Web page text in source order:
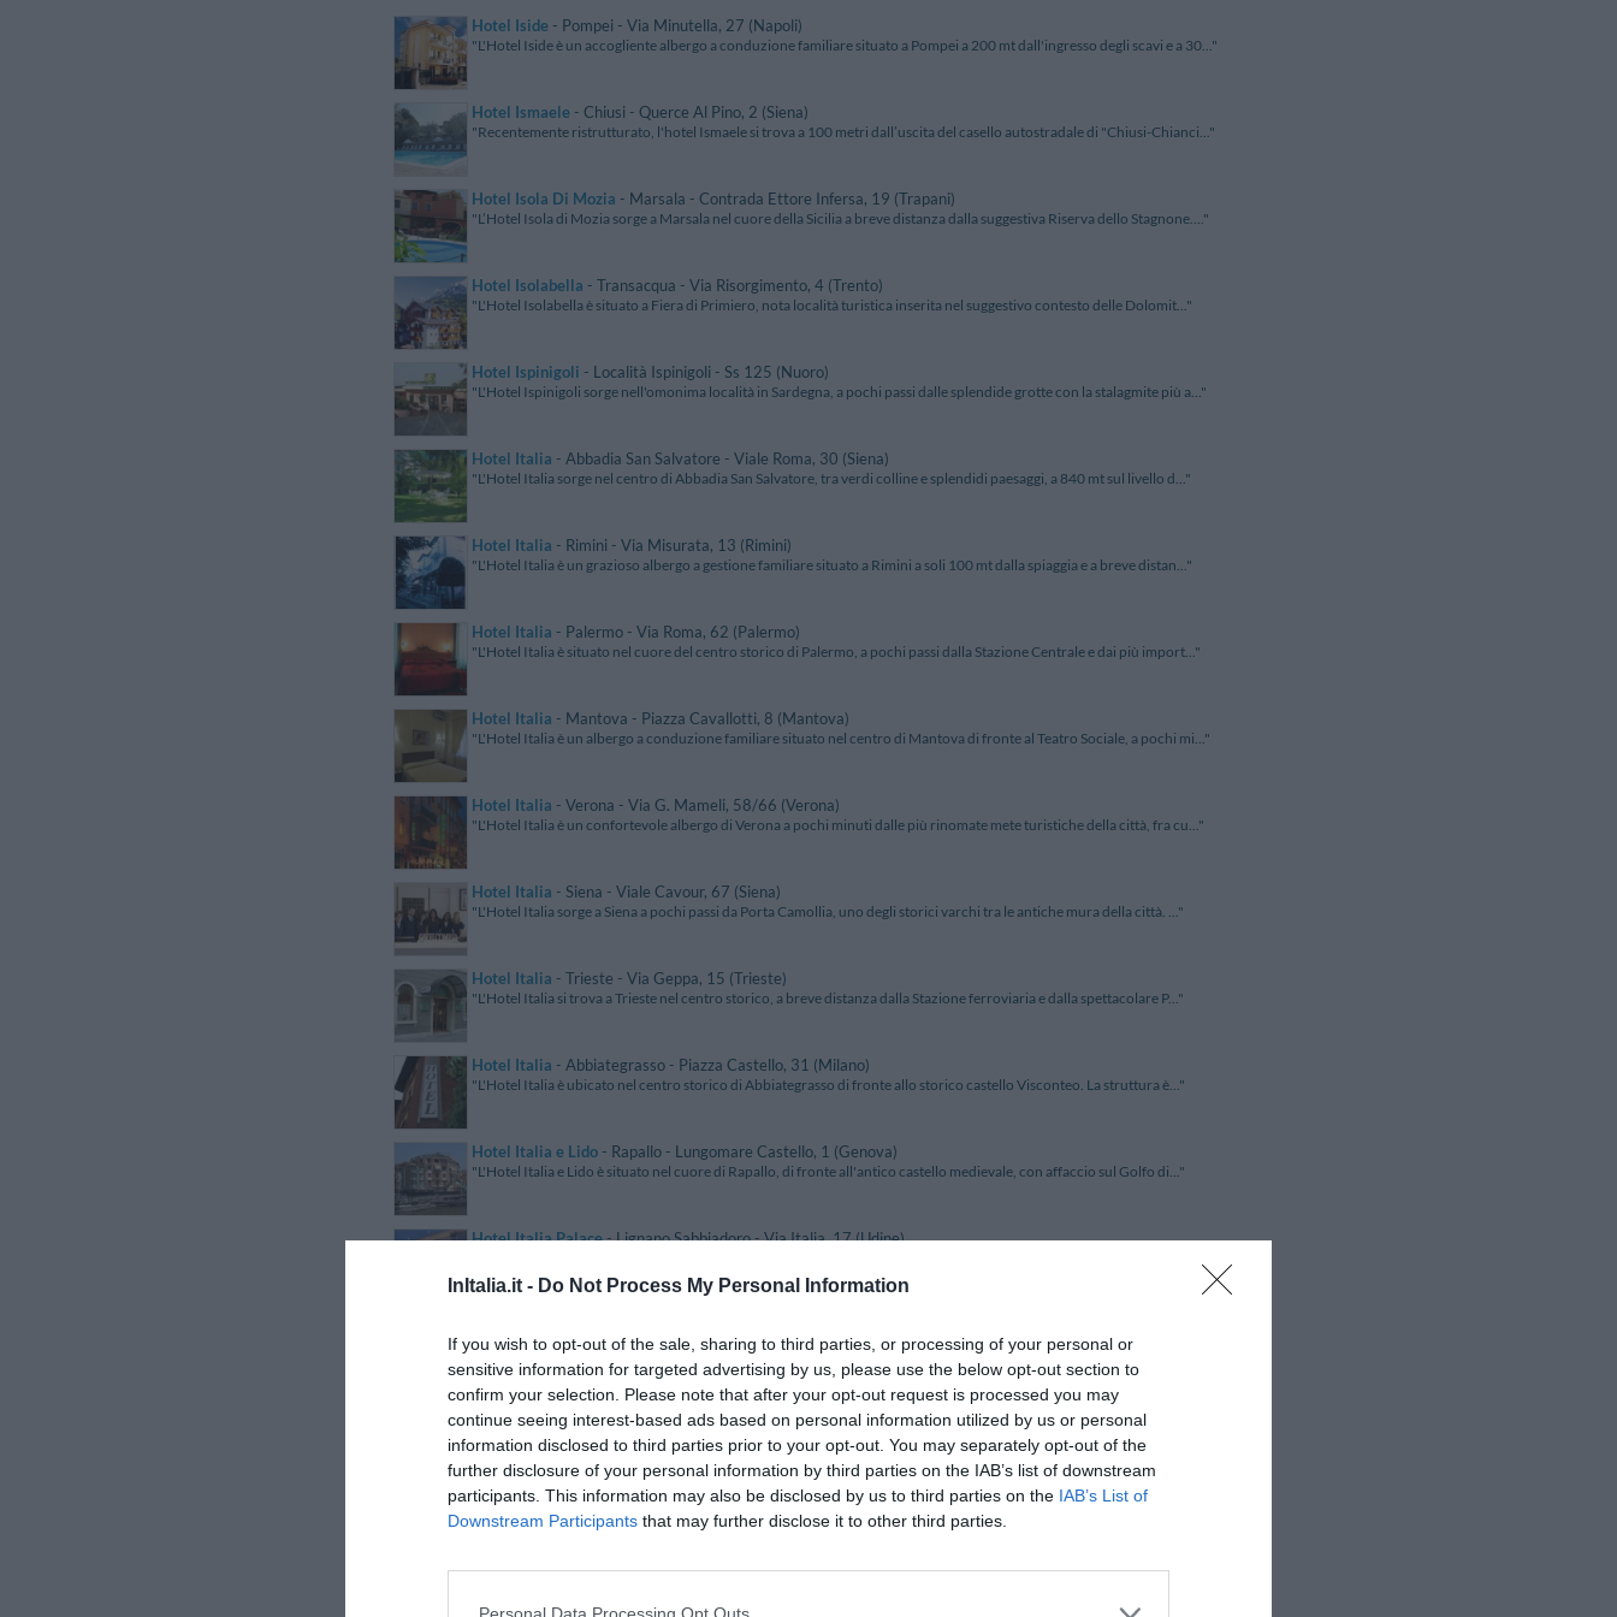
InItalia.it - Do Not Process My Personal Information
If you wish to opt-out of the sale, sharing to third parties, or processing of your personal or
sensitive information for targeted advertising by us, please use the below opt-out section to
confirm your selection. Please note that after your opt-out request is processed you may
continue seeing interest-based ads based on personal information utilized by us or personal
information disclosed to third parties prior to your opt-out. You may separately opt-out of the
further disclosure of your personal information by third parties on the IAB’s list of downstream
participants. This information may also be disclosed by us to third parties on the IAB’s List of
Downstream Participants that may further disclose it to other third parties.
Hotel Iside - Pompei - Via Minutella, 27 (Napoli)
"L'Hotel Iside è un accogliente albergo a conduzione familiare situato a Pompei a 200 mt dall'ingresso degli scavi e a 30..."
Hotel Ismaele - Chiusi - Querce Al Pino, 2 (Siena)
"Recentemente ristrutturato, l'hotel Ismaele si trova a 100 metri dall’uscita del casello autostradale di "Chiusi-Chianci..."
Hotel Isola Di Mozia - Marsala - Contrada Ettore Infersa, 19 (Trapani)
"L’Hotel Isola di Mozia sorge a Marsala nel cuore della Sicilia a breve distanza dalla suggestiva Riserva dello Stagnone...."
Hotel Isolabella - Transacqua - Via Risorgimento, 4 (Trento)
"L'Hotel Isolabella è situato a Fiera di Primiero, nota località turistica inserita nel suggestivo contesto delle Dolomit..."
Hotel Ispinigoli - Località Ispinigoli - Ss 125 (Nuoro)
"L'Hotel Ispinigoli sorge nell'omonima località in Sardegna, a pochi passi dalle splendide grotte con la stalagmite più a..."
Hotel Italia - Abbadia San Salvatore - Viale Roma, 30 (Siena)
"L'Hotel Italia sorge nel centro di Abbadia San Salvatore, tra verdi colline e splendidi paesaggi, a 840 mt sul livello d..."
Hotel Italia - Rimini - Via Misurata, 13 (Rimini)
"L'Hotel Italia è un grazioso albergo a gestione familiare situato a Rimini a soli 100 mt dalla spiaggia e a breve distan..."
Hotel Italia - Palermo - Via Roma, 62 (Palermo)
"L'Hotel Italia è situato nel cuore del centro storico di Palermo, a pochi passi dalla Stazione Centrale e dai più import..."
Hotel Italia - Mantova - Piazza Cavallotti, 8 (Mantova)
"L'Hotel Italia è un albergo a conduzione familiare situato nel centro di Mantova di fronte al Teatro Sociale, a pochi mi..."
Hotel Italia - Verona - Via G. Mameli, 58/66 (Verona)
"L'Hotel Italia è un confortevole albergo di Verona a pochi minuti dalle più rinomate mete turistiche della città, fra cu..."
Hotel Italia - Siena - Viale Cavour, 67 (Siena)
"L'Hotel Italia sorge a Siena a pochi passi da Porta Camollia, uno degli storici varchi tra le antiche mura della città. ..."
Hotel Italia - Trieste - Via Geppa, 15 (Trieste)
"L'Hotel Italia si trova a Trieste nel centro storico, a breve distanza dalla Stazione ferroviaria e dalla spettacolare P..."
Hotel Italia - Abbiategrasso - Piazza Castello, 31 (Milano)
"L'Hotel Italia è ubicato nel centro storico di Abbiategrasso di fronte allo storico castello Visconteo. La struttura è..."
Hotel Italia e Lido - Rapallo - Lungomare Castello, 1 (Genova)
"L'Hotel Italia e Lido è situato nel cuore di Rapallo, di fronte all'antico castello medievale, con affaccio sul Golfo di..."
Hotel Italia Palace- Lignano Sabbiadoro - Via Italia, 17 (Udine)
"Hotel Italy sorge a soli 20 mt dalla spiaggia di Misano Adriatico ed è meta ottimale per chi desidera trascorrere piacev..."
Hotel Jaccarino - Sant'Agata sui Due Golfi - via Nastro Verde, 4 (Napoli)
"L'Hotel Iaccarino si trova a Sant’Agata sui due Golfi, una delle località turistiche più rinomate della Penisola Sorrent..."
Hotel Jane - Firenze - Via Orcagna, 56/58 (Firenze)
"L'Hotel Jane è situato a Firenze in una zona tranquilla in prossimità del fiume Arno, a breve distanza dal quartiere di ..."
"L'Hotel Janus si affaccia sullo splendido Golfo dell'Asinara, a pochi passi dal centro storico di Castelsardo e a soli 1..."